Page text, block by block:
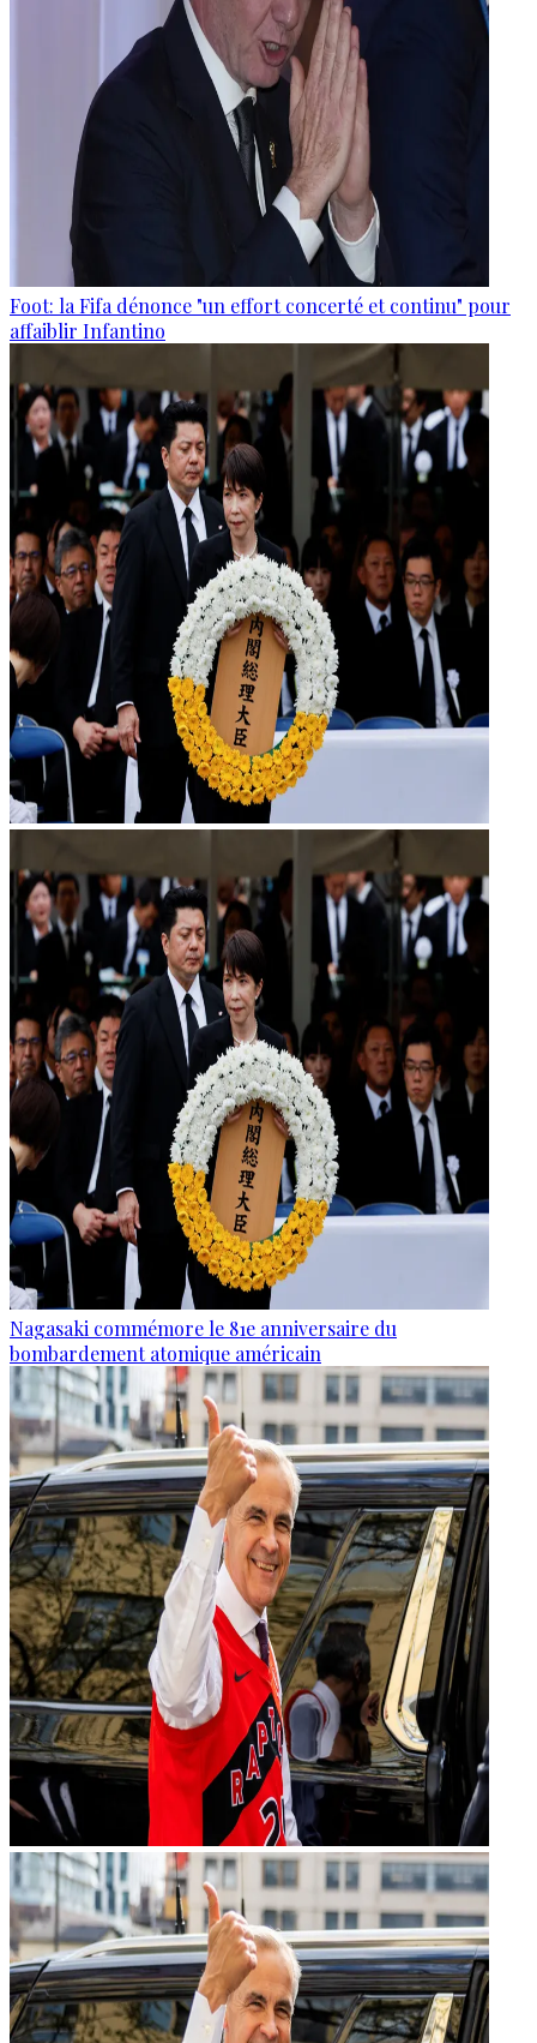
Foot: la Fifa dénonce "un effort concerté et continu" pour
affaiblir Infantino
Nagasaki commémore le 81e anniversaire du
bombardement atomique américain